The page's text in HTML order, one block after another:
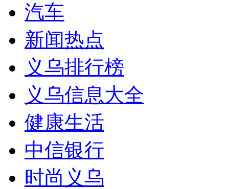
汽车
新闻热点
义乌排行榜
义乌信息大全
健康生活
中信银行
时尚义乌